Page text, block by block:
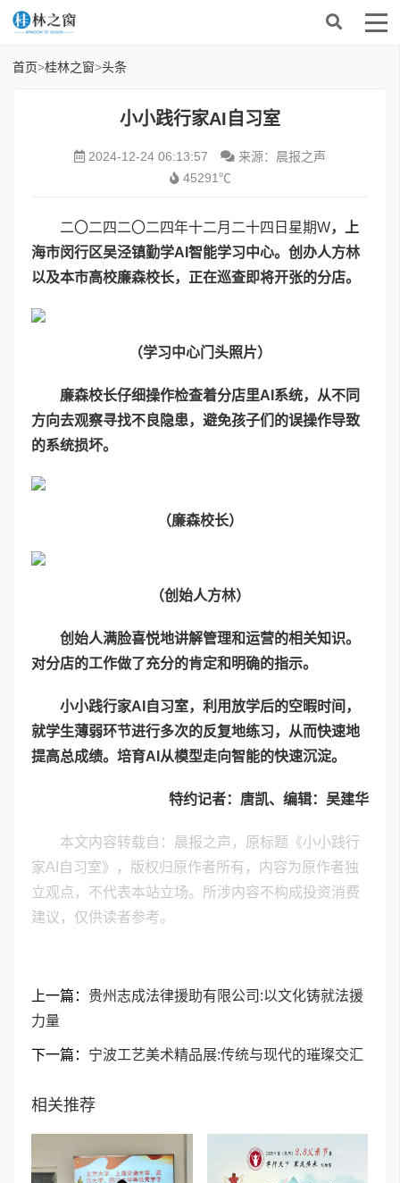
首页>桂林之窗>头条
小小践行家AI自习室
2024-12-24 06:13:57
来源：晨报之声
45291℃
二〇二四二〇二四年十二月二十四日星期W，上
海市闵行区吴泾镇勤学AI 智能学习中心。创办人方林
以及本市高校廉森校长，正在巡查即将开张的分店。
（学习中心门头照片）
廉森校长仔细操作检查着分店里AI 系统，从不同
方向去观察寻找不良隐患，避免孩子们的误操作导致
的系统损坏。
（廉森校长）
（创始人方林）
创始人满脸喜悦地讲解管理和运营的相关知识。
对分店的工作做了充分的肯定和明确的指示。
小小践行家AI 自习室，利用放学后的空暇时间，
就学生薄弱环节进行多次的反复地练习，从而快速地
提高总成绩。培育AI 从模型走向智能的快速沉淀。
特约记者：唐凯、编辑：吴建华
本文内容转载自：晨报之声，原标题《小小践行
家AI自习室》，版权归原作者所有，内容为原作者独
立观点，不代表本站立场。所涉内容不构成投资消费
建议，仅供读者参考。
上一篇： 贵州志成法律援助有限公司:以文化铸就法援
力量
下一篇： 宁波工艺美术精品展:传统与现代的璀璨交汇
相关推荐